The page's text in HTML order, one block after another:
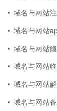
域名与网站
域名与网站
域名与网站
域名与网站
域名与网站
域名与网站